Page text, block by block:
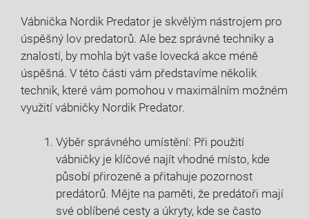
Vábnička Nordik Predator je skvělým nástrojem pro
úspěšný lov predatorů. Ale bez správné techniky a
znalostí, by mohla být vaše lovecká akce méně
úspěšná. V této části vám představíme několik
technik, které vám pomohou v maximálním možném
využití vábničky Nordik Predator.
Výběr správného umístění: Při použití
vábničky je klíčové najít vhodné místo, kde
působí přirozeně a přitahuje pozornost
predátorů. Mějte na paměti, že predátoři mají
své oblíbené cesty a úkryty, kde se často